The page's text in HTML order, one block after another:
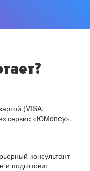
(VISA,
сервис «ЮMoney».
консультант
и подготовит